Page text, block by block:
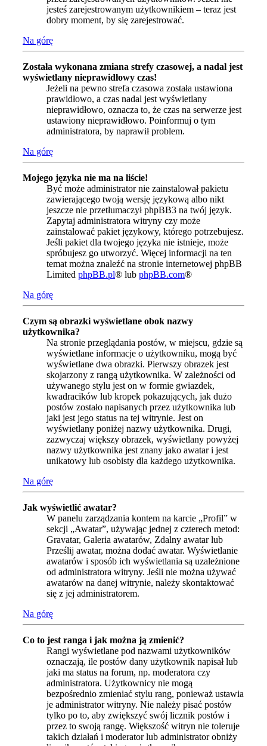
jesteś zarejestrowanym użytkownikiem – teraz jest
dobry moment, by się zarejestrować.
Na górę
Została wykonana zmiana strefy czasowej, a nadal jest
wyświetlany nieprawidłowy czas!
Jeżeli na pewno strefa czasowa została ustawiona
prawidłowo, a czas nadal jest wyświetlany
nieprawidłowo, oznacza to, że czas na serwerze jest
ustawiony nieprawidłowo. Poinformuj o tym
administratora, by naprawił problem.
Na górę
Mojego języka nie ma na liście!
Być może administrator nie zainstalował pakietu
zawierającego twoją wersję językową albo nikt
jeszcze nie przetłumaczył phpBB3 na twój język.
Zapytaj administratora witryny czy może
zainstalować pakiet językowy, którego potrzebujesz.
Jeśli pakiet dla twojego języka nie istnieje, może
spróbujesz go utworzyć. Więcej informacji na ten
temat można znaleźć na stronie internetowej phpBB
Limited phpBB.pl® lub phpBB.com®
Na górę
Czym są obrazki wyświetlane obok nazwy
użytkownika?
Na stronie przeglądania postów, w miejscu, gdzie są
wyświetlane informacje o użytkowniku, mogą być
wyświetlane dwa obrazki. Pierwszy obrazek jest
skojarzony z rangą użytkownika. W zależności od
używanego stylu jest on w formie gwiazdek,
kwadracików lub kropek pokazujących, jak dużo
postów zostało napisanych przez użytkownika lub
jaki jest jego status na tej witrynie. Jest on
wyświetlany poniżej nazwy użytkownika. Drugi,
zazwyczaj większy obrazek, wyświetlany powyżej
nazwy użytkownika jest znany jako awatar i jest
unikatowy lub osobisty dla każdego użytkownika.
Na górę
Jak wyświetlić awatar?
W panelu zarządzania kontem na karcie „Profil” w
sekcji „Awatar”, używając jednej z czterech metod:
Gravatar, Galeria awatarów, Zdalny awatar lub
Prześlij awatar, można dodać awatar. Wyświetlanie
awatarów i sposób ich wyświetlania są uzależnione
od administratora witryny. Jeśli nie można używać
awatarów na danej witrynie, należy skontaktować
się z jej administratorem.
Na górę
Co to jest ranga i jak można ją zmienić?
Rangi wyświetlane pod nazwami użytkowników
oznaczają, ile postów dany użytkownik napisał lub
jaki ma status na forum, np. moderatora czy
administratora. Użytkownicy nie mogą
bezpośrednio zmieniać stylu rang, ponieważ ustawia
je administrator witryny. Nie należy pisać postów
tylko po to, aby zwiększyć swój licznik postów i
przez to swoją rangę. Większość witryn nie toleruje
takich działań i moderator lub administrator obniży